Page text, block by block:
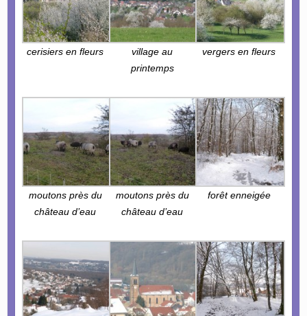
cerisiers en fleurs
village au
printemps
vergers en fleurs
moutons près du
château d’eau
moutons près du
château d’eau
forêt enneigée